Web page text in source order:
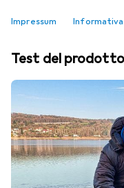
Impressum Informativa
Test del prodotto